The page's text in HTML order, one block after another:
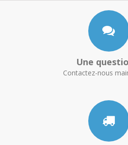
Une
Contactez-nous